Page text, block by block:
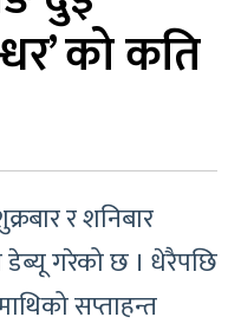
को कति
र शनिबार
गरेको छ । धेरैपछि
सप्ताहन्त